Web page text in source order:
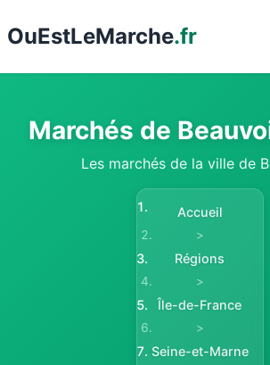
OuEstLeMarche.fr
Marchés de
Les marchés de la ville de
Accueil
>
Régions
>
Île-de-France
>
Seine-et-Marne